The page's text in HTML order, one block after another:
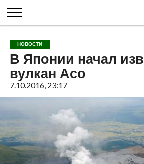
О
ВУЛКАНАХ
ВУЛКАНЫ
МИРА
КАЛЬДЕРЫ
НОВОСТИ
ФАКТЫ
ИСТОРИЯ
МОНИТОРИНГ
ВИДЕО
ТУРИСТАМ
О
САЙТЕ
КАРТА
САЙТА
КОНТАКТЫ
НОВОСТИ
В Японии начал
вулкан Асо
7.10.2016, 23:17